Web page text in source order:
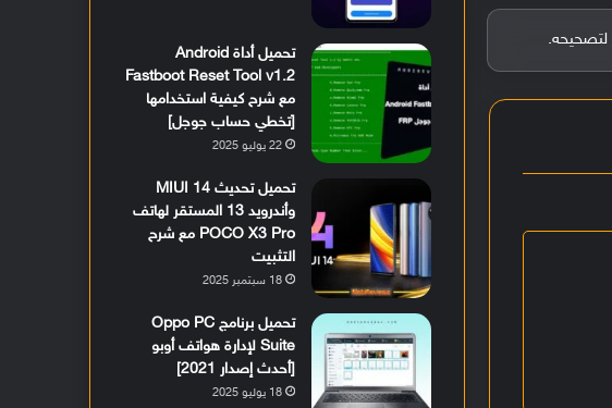
لتصحيحه.
تحميل أداة Android
Fastboot Reset Tool v1.2
مع شرح كيفية استخدامها
[تخطي حساب جوجل]
22 يوليو 2025
تحميل تحديث MIUI 14
وأندرويد 13 المستقر لهاتف
POCO X3 Pro مع شرح
التثبيت
18 سبتمبر 2025
تحميل برنامج Oppo PC
Suite لإدارة هواتف أوبو
[أحدث إصدار 2021]
18 يوليو 2025